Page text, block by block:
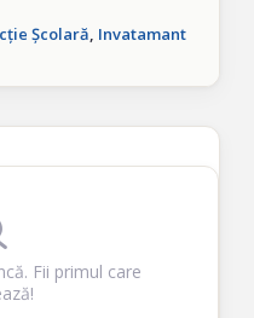
Școlară, Invatamant
Fii primul care